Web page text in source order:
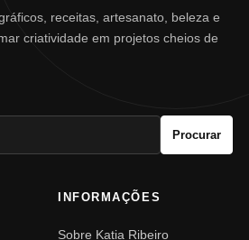
receitas, artesanato, beleza e
criatividade em projetos cheios de
Procurar
INFORMAÇÕES
Sobre Katia Ribeiro